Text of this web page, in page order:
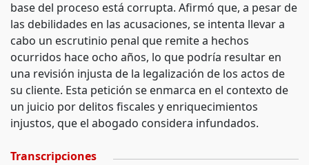
base del proceso está corrupta. Afirmó que, a pesar de
las debilidades en las acusaciones, se intenta llevar a
cabo un escrutinio penal que remite a hechos
ocurridos hace ocho años, lo que podría resultar en
una revisión injusta de la legalización de los actos de
su cliente. Esta petición se enmarca en el contexto de
un juicio por delitos fiscales y enriquecimientos
injustos, que el abogado considera infundados.
Transcripciones